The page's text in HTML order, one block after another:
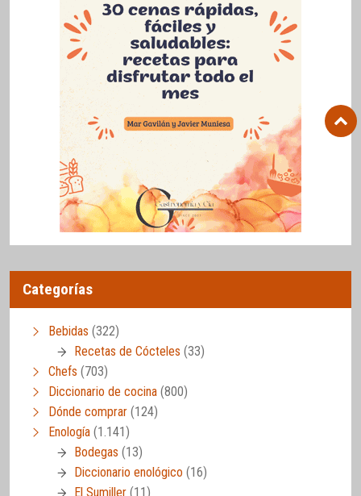
Categorías
Bebidas (322)
Recetas de Cócteles (33)
Chefs (703)
Diccionario de cocina (800)
Dónde comprar (124)
Enología (1.141)
Bodegas (13)
Diccionario enológico (16)
El Sumiller (11)